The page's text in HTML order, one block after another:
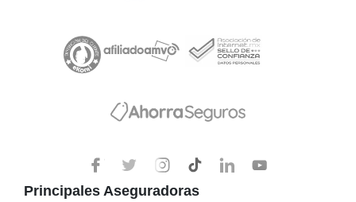
Principales Aseguradoras